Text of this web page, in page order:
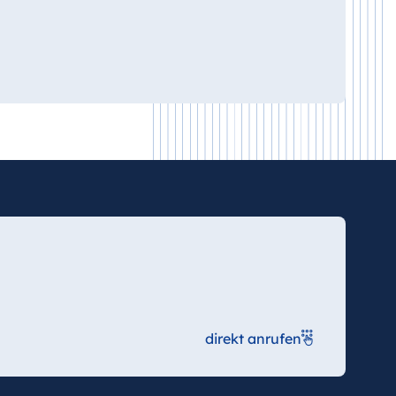
direkt anrufen